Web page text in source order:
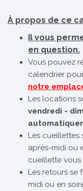
À propos de ce
Il vous
en question.
Vous pouvez
calendrier
notre
Les locations
vendredi -
Les
après-midi ou
cueillette vous
Les retours se
midi ou en